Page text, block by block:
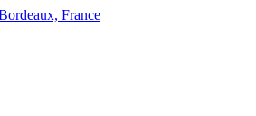
France